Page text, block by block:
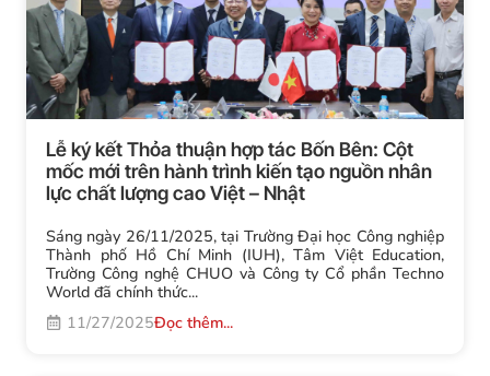
Lễ ký kết Thỏa thuận hợp tác Bốn Bên: Cột
mốc mới trên hành trình kiến tạo nguồn nhân
lực chất lượng cao Việt – Nhật
Sáng ngày 26/11/2025, tại Trường Đại học Công nghiệp
Thành phố Hồ Chí Minh (IUH), Tâm Việt Education,
Trường Công nghệ CHUO và Công ty Cổ phần Techno
World đã chính thức...
11/27/2025Đọc thêm...